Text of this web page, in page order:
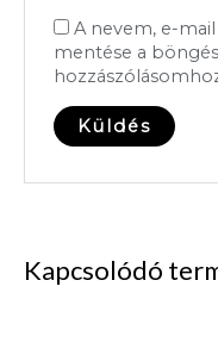
A nevem, e-
mentése a
Kapcsolódó